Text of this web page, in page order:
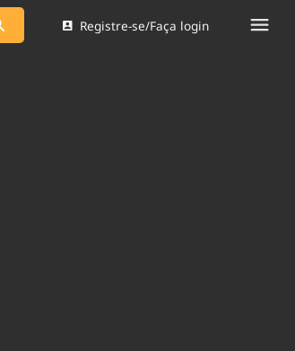
Registre-se/Faça login